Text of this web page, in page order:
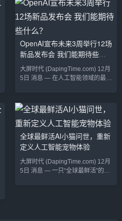
技术不仅改变了消费者与品牌的互
动方式，也为公司带来了全新的营
销机遇和销售增长点。尽管许多消
费者可能还没有完全意识到这一变
化，但裸眼3D技术正悄悄地在各个
行业中蓬勃发展，尤其在科技、家
的大公司已经开始...
OpenAI宣布未来3周举行12场
新品发布会 我们能期待些什
么？
大屏时代 (DapingTime.com) 12月
5日 消息 — 在人工智能领域的最新
示其在AI技术上的最新创新和突
破。作为全球领先的人工智能公司
之一，OpenAI的这一宣布引发了
业内广泛的关注，许多科技爱好者
和行业专家纷纷猜测，OpenAI将
带来哪些重磅产品和技术？期待新
一代大模型的发布自从OpenAI发
布GPT-3、GPT-4等...
全球最鲜活AI小猫问世，重新
定义人工智能宠物体验
大屏时代 (DapingTime.com) 12月
5日 消息 — 一只“全球最鲜活”的AI